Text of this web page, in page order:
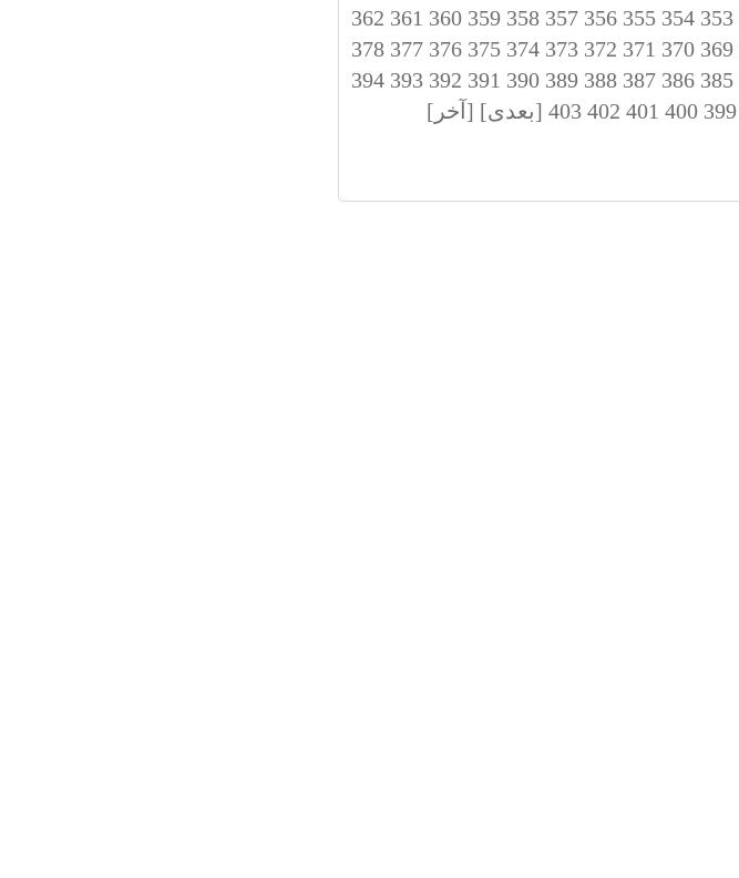
353
354
355
356
357
358
359
360
361
362
369
370
371
372
373
374
375
376
377
378
385
386
387
388
389
390
391
392
393
394
399
400
401
402
403 [بعدی] [آخر]